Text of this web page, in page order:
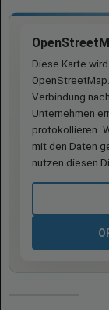
Diese Karte
Verbindung
Unternehmen
protokollieren.
mit den Daten
nutzen diesen